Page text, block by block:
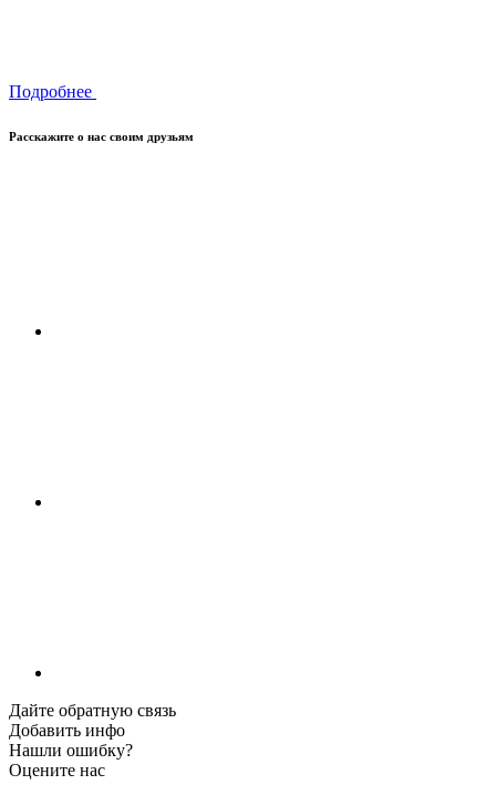
Подробнее
Расскажите о нас своим друзьям
Дайте обратную связь
Добавить инфо
Нашли ошибку?
Оцените нас